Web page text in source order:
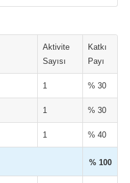
Aktivite
Sayısı
Katkı
Payı
1 % 30
1 % 30
1 % 40
% 100